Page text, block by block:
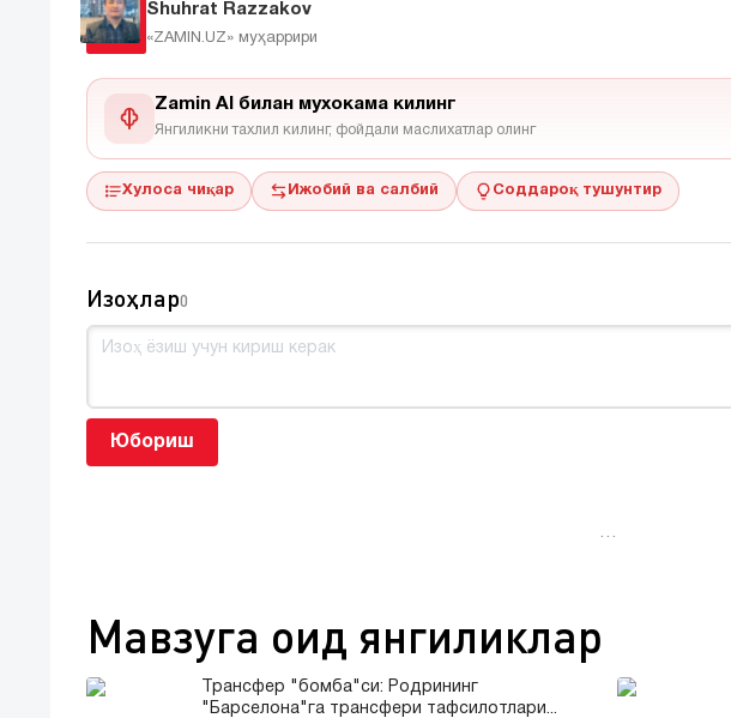
Shuhrat Razzakov
«ZAMIN.UZ» муҳаррири
Zamin AI билан мухокама килинг
Янгиликни тахлил килинг, фойдали маслихатлар олинг
Хулоса чиқар Ижобий ва салбий Соддароқ тушунтир
Изоҳлар0
Юбориш
…
Мавзуга оид янгиликлар
Трансфер "бомба"си: Родрининг
"Барселона"га трансфери тафсилотлари...